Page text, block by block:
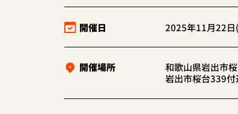
開催日 2025年11月22日
開催場所
和歌山県岩出市
岩出市桜台339付